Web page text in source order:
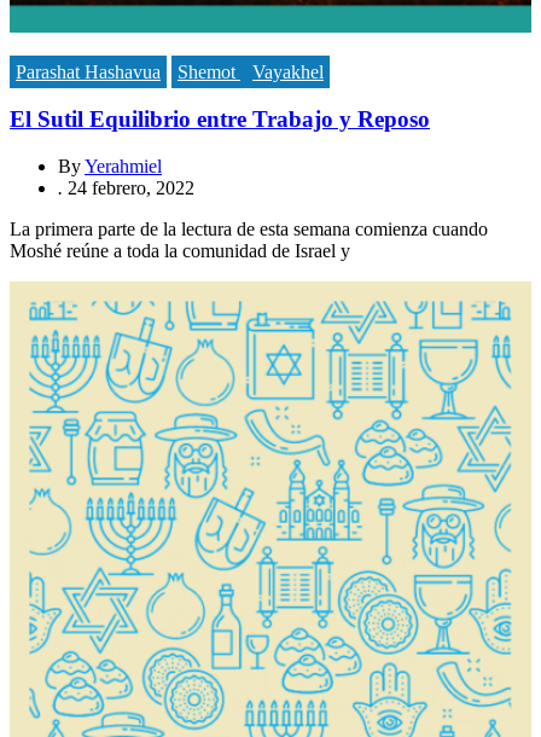
Parashat Hashavua Shemot Vayakhel
El Sutil Equilibrio entre Trabajo y Reposo
ByYerahmiel
. 24 febrero, 2022
La primera parte de la lectura de esta semana comienza cuando
Moshé reúne a toda la comunidad de Israel y